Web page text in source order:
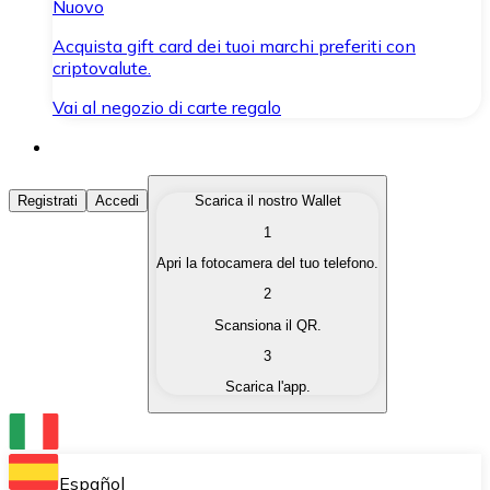
Nuovo
Acquista gift card dei tuoi marchi preferiti con
criptovalute.
Vai al negozio di carte regalo
Acquista Criptovalute
Acquista le criptovalute che ti interessano in modo
Converti le tue criptovalute in valuta fiat quando ne
Scambia una criptovaluta con un'altra
Conserva le tue cripto in un Wallet self-custodial.
Registrati Accedi
Scarica il nostro Wallet
1
Apri la fotocamera del tuo telefono.
2
Scansiona il QR.
3
Scarica l'app.
Español